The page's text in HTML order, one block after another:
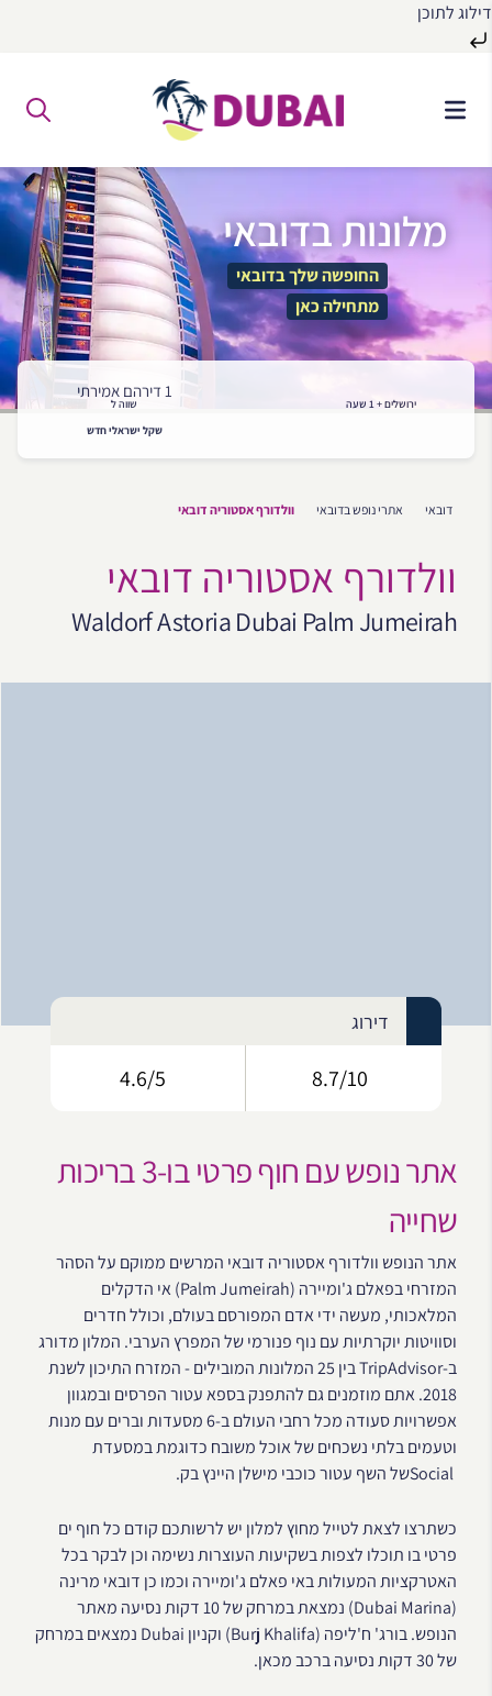
דילוג לתוכן
התוכן
מלונות בדובאי
החופשה שלך בדובאי
מתחילה כאן
ירושלים + 1 שעה
1 דירהם אמירתי
שווה ל
שקל ישראלי חדש
דובאי אתרי נופש בדובאי וולדורף אסטוריה דובאי
וולדורף אסטוריה דובאי
Waldorf Astoria Dubai Palm Jumeirah
דירוג
8.7/10
4.6/5
אתר נופש עם חוף פרטי בו-3 בריכות
שחייה
אתר הנופש וולדורף אסטוריה דובאי המרשים ממוקם על הסהר
המזרחי בפאלם ג'ומיירה (Palm Jumeirah) אי הדקלים
המלאכותי, מעשה ידי אדם המפורסם בעולם, וכולל חדרים
וסוויטות יוקרתיות עם נוף פנורמי של המפרץ הערבי. המלון מדורג
ב-TripAdvisor בין 25 המלונות המובילים - המזרח התיכון לשנת
2018. אתם מוזמנים גם להתפנק בספא עטור הפרסים ובמגוון
אפשרויות סעודה מכל רחבי העולם ב-6 מסעדות וברים עם מנות
וטעמים בלתי נשכחים של אוכל משובח כדוגמת במסעדת
כשתרצו לצאת לטייל מחוץ למלון יש לרשותכם קודם כל חוף ים
פרטי בו תוכלו לצפות בשקיעות העוצרות נשימה וכן לבקר בכל
האטרקציות המעולות באי פאלם ג'ומיירה וכמו כן דובאי מרינה
(Dubai Marina) נמצאת במרחק של 10 דקות נסיעה מאתר
הנופש. בורג' ח'ליפה (Burj Khalifa) וקניון Dubai נמצאים במרחק
של 30 דקות נסיעה ברכב מכאן.